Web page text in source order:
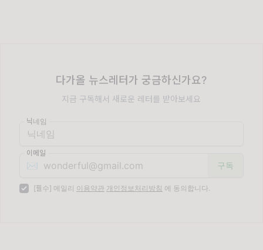
다가올 뉴스레터가 궁금하신가요?
지금 구독해서 새로운 레터를 받아보세요
닉네임
이메일
✉️
[필수] 메일리 이용약관 개인정보처리방침 에 동의합니다.